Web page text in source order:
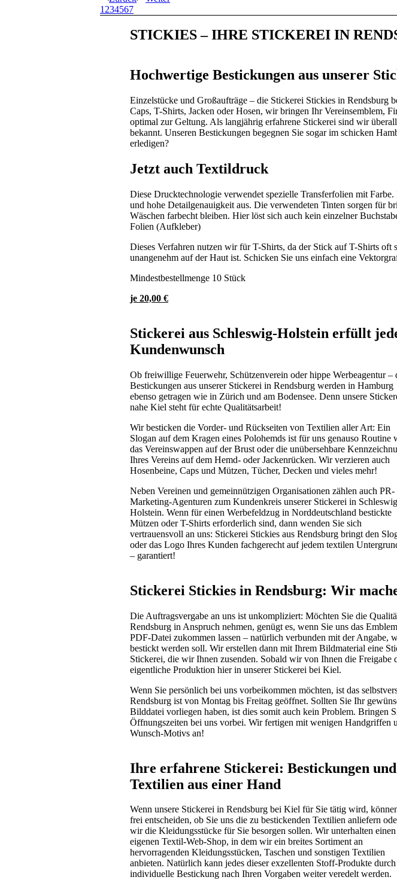
1 234567
STICKIES – IHRE STICKEREI IN
Hochwertige Bestickungen aus unserer
Einzelstücke und Großaufträge – die Stickerei Stickies in Rendsburg
Caps, T-Shirts, Jacken oder Hosen, wir bringen Ihr Vereinsemblem,
optimal zur Geltung. Als langjährig erfahrene Stickerei sind wir
bekannt. Unseren Bestickungen begegnen Sie sogar im schicken
erledigen?
Jetzt auch Textildruck
Diese Drucktechnologie verwendet spezielle Transferfolien mit
und hohe Detailgenauigkeit aus. Die verwendeten Tinten sorgen für
Wäschen farbecht bleiben. Hier löst sich auch kein einzelner
Folien (Aufkleber)
Dieses Verfahren nutzen wir für T-Shirts, da der Stick auf T-Shirts oft
unangenehm auf der Haut ist. Schicken Sie uns einfach eine
Mindestbestellmenge 10 Stück
je 20,00 €
Stickerei aus Schleswig-Holstein erfüllt
Kundenwunsch
Ob freiwillige Feuerwehr, Schützenverein oder hippe Werbeagentur –
Bestickungen aus unserer Stickerei in Rendsburg werden in Hamburg
ebenso getragen wie in Zürich und am Bodensee. Denn unsere
nahe Kiel steht für echte Qualitätsarbeit!
Wir besticken die Vorder- und Rückseiten von Textilien aller Art: Ein
Slogan auf dem Kragen eines Polohemds ist für uns genauso Routine
das Vereinswappen auf der Brust oder die unübersehbare
Ihres Vereins auf dem Hemd- oder Jackenrücken. Wir verzieren auch
Hosenbeine, Caps und Mützen, Tücher, Decken und vieles mehr!
Neben Vereinen und gemeinnützigen Organisationen zählen auch PR-
Marketing-Agenturen zum Kundenkreis unserer Stickerei in
Holstein. Wenn für einen Werbefeldzug in Norddeutschland bestickte
Mützen oder T-Shirts erforderlich sind, dann wenden Sie sich
vertrauensvoll an uns: Stickerei Stickies aus Rendsburg bringt den
oder das Logo Ihres Kunden fachgerecht auf jedem textilen
– garantiert!
Stickerei Stickies in Rendsburg: Wir
Die Auftragsvergabe an uns ist unkompliziert: Möchten Sie die
Rendsburg in Anspruch nehmen, genügt es, wenn Sie uns das
PDF-Datei zukommen lassen – natürlich verbunden mit der Angabe,
bestickt werden soll. Wir erstellen dann mit Ihrem Bildmaterial eine
Stickerei, die wir Ihnen zusenden. Sobald wir von Ihnen die Freigabe
eigentliche Produktion hier in unserer Stickerei bei Kiel.
Wenn Sie persönlich bei uns vorbeikommen möchten, ist das
Rendsburg ist von Montag bis Freitag geöffnet. Sollten Sie Ihr
Bilddatei vorliegen haben, ist dies somit auch kein Problem. Bringen
Öffnungszeiten bei uns vorbei. Wir fertigen mit wenigen Handgriffen
Wunsch-Motivs an!
Ihre erfahrene Stickerei: Bestickungen und
Textilien aus einer Hand
Wenn unsere Stickerei in Rendsburg bei Kiel für Sie tätig wird,
frei entscheiden, ob Sie uns die zu bestickenden Textilien anliefern
wir die Kleidungsstücke für Sie besorgen sollen. Wir unterhalten einen
eigenen Textil-Web-Shop, in dem wir ein breites Sortiment an
hervorragenden Kleidungsstücken, Taschen und sonstigen Textilien
anbieten. Natürlich kann jedes dieser exzellenten Stoff-Produkte
individuelle Bestickung nach Ihren Vorgaben weiter veredelt werden.